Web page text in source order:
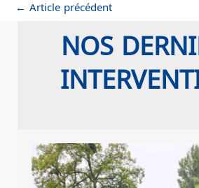
← Article précédent
NOS